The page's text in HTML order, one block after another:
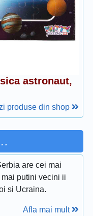
astronaut,
produse din shop
are cei mai
putini vecini ii
si Ucraina.
Afla mai mult